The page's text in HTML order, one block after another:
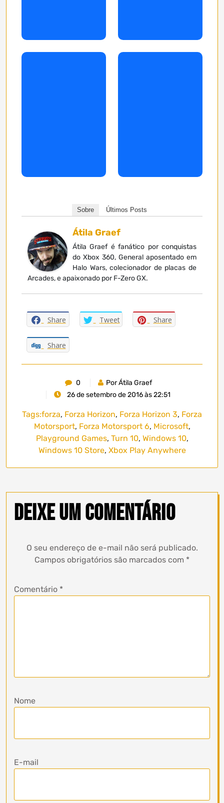
Sobre Últimos Posts
Átila Graef
Átila Graef é fanático por conquistas
do Xbox 360, General aposentado em
Halo Wars, colecionador de placas de
Arcades, e apaixonado por F-Zero GX.
Share Tweet Share
Share
0
Por Átila Graef
26 de setembro de 2016 às 22:51
Tags:forza, Forza Horizon, Forza Horizon 3, Forza
Motorsport, Forza Motorsport 6, Microsoft,
Playground Games, Turn 10, Windows 10,
Windows 10 Store, Xbox Play Anywhere
Deixe um comentário
O seu endereço de e-mail não será publicado.
Campos obrigatórios são marcados com *
Comentário *
Nome
E-mail